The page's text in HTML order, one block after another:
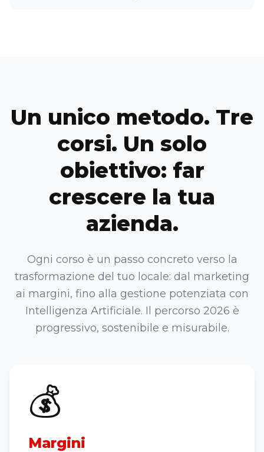
Un unico metodo. Tre
corsi. Un solo
obiettivo: far
crescere la tua
azienda.
Ogni corso è un passo concreto verso la
trasformazione del tuo locale: dal marketing
ai margini, fino alla gestione potenziata con
Intelligenza Artificiale. Il percorso 2026 è
progressivo, sostenibile e misurabile.
💰
Margini